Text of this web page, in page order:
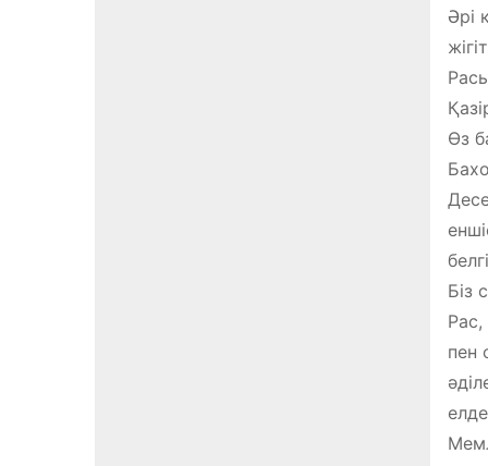
Әрі
Өз
Біз
пен